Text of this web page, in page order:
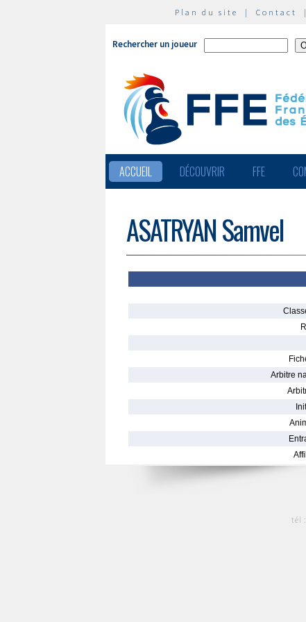
Plan du site | Contact
Rechercher un joueur
ACCUEIL DÉCOUVRIR FFE
ASATRYAN Samvel
Arbitre
tél :